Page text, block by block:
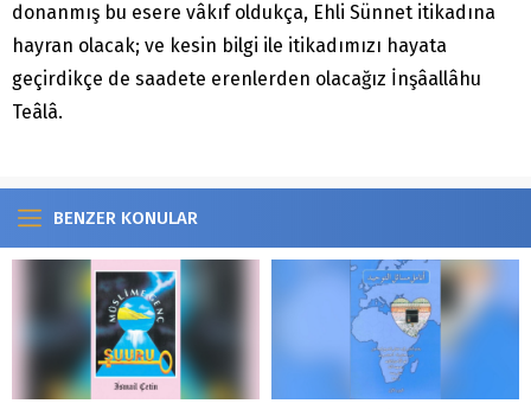
donanmış bu esere vâkıf oldukça, Ehli Sünnet itikadına
hayran olacak; ve kesin bilgi ile itikadımızı hayata
geçirdikçe de saadete erenlerden olacağız İnşâallâhu
Teâlâ.
BENZER KONULAR